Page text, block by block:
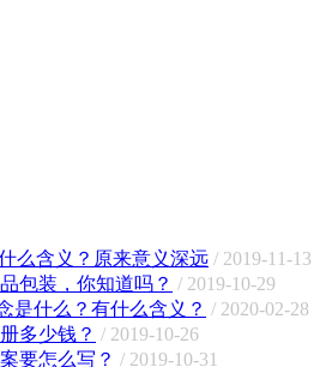
么含义？原来意义深远 / 2019-11-13
包装，你知道吗？ / 2019-10-29
是什么？有什么含义？ / 2020-02-28
多少钱？ / 2019-10-26
要怎么写？ / 2019-10-31